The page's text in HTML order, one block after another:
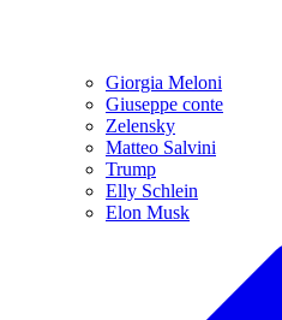
Giorgia Meloni
Giuseppe conte
Zelensky
Matteo Salvini
Trump
Elly Schlein
Elon Musk